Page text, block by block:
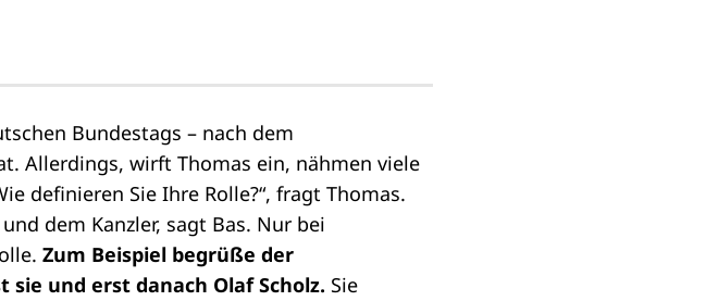
Bundestags – nach dem
Allerdings, wirft Thomas ein, nähmen viele
definieren Sie Ihre Rolle?“, fragt Thomas.
dem Kanzler, sagt Bas. Nur bei
Zum Beispiel begrüße der
und erst danach Olaf Scholz. Sie